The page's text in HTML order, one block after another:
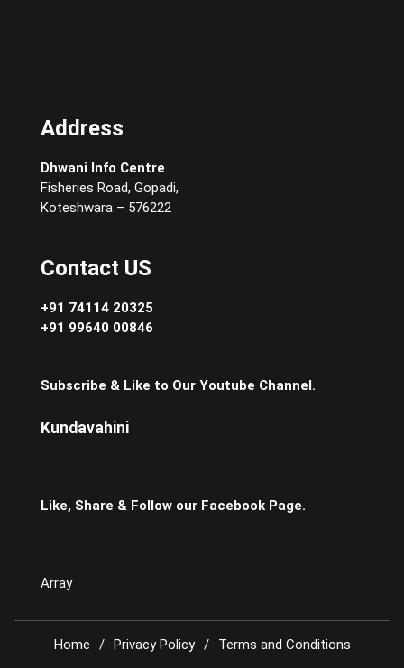
Address
Dhwani Info Centre
Fisheries Road, Gopadi,
Koteshwara – 576222
Contact US
+91 74114 20325
+91 99640 00846
Subscribe & Like to Our Youtube Channel.
Kundavahini
Like, Share & Follow our Facebook Page.
Array
Home Privacy Policy Terms and Conditions